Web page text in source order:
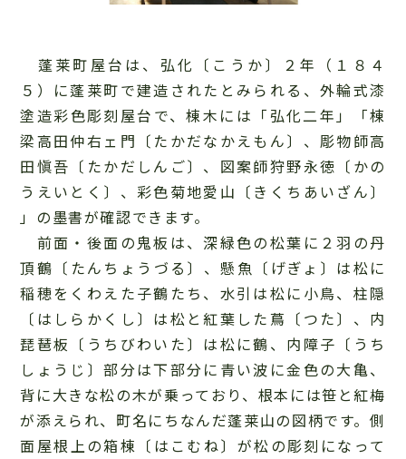
蓬莱町屋台は、弘化〔こうか〕２年（１８４
５）に蓬莱町で建造されたとみられる、外輪式漆
塗造彩色彫刻屋台で、棟木には「弘化二年」「棟
梁高田仲右ェ門〔たかだなかえもん〕、彫物師高
田愼吾〔たかだしんご〕、図案師狩野永徳〔かの
うえいとく〕、彩色菊地愛山〔きくちあいざん〕
」の墨書が確認できます。
前面・後面の鬼板は、深緑色の松葉に２羽の丹
頂鶴〔たんちょうづる〕、懸魚〔げぎょ〕は松に
稲穂をくわえた子鶴たち、水引は松に小鳥、柱隠
〔はしらかくし〕は松と紅葉した蔦〔つた〕、内
琵琶板〔うちびわいた〕は松に鶴、内障子〔うち
しょうじ〕部分は下部分に青い波に金色の大亀、
背に大きな松の木が乗っており、根本には笹と紅梅
が添えられ、町名にちなんだ蓬莱山の図柄です。側
面屋根上の箱棟〔はこむね〕が松の彫刻になって